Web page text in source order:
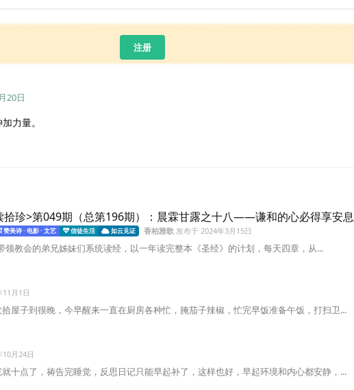
注册
20日
力量。
拾珍>第049期（总第196期）：晨霖甘露之十八——谦和的心必得享安息
赞美诗 · 电影 · 文艺 信徒生活 如云见证 香柏雅歌发布于 2024年3月15日
领教会的弟兄姊妹们系统读经，以一年读完整本《圣经》的计划，每天四章，从...
11月1日
屋子到很晚，今早醒来一直在厨房各种忙，腌茄子辣椒，忙完早饭准备午饭，打扫卫...
10月24日
十点了，祷告完睡觉，反思日记只能早起补了，这样也好，早起环境和内心都安静，...